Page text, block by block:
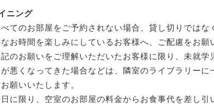
ニング
べてのお部屋をご予約されない場合、貸し切りではな
お時間を楽しみにしているお客様へ、ご配慮をお願
記のお願いをご理解いただいたお客様に限り、未就学
悪くなってきた場合などは、隣室のライブラリーに
願いいたします。
日に限り、空室のお部屋の料金からお食事代を差し引